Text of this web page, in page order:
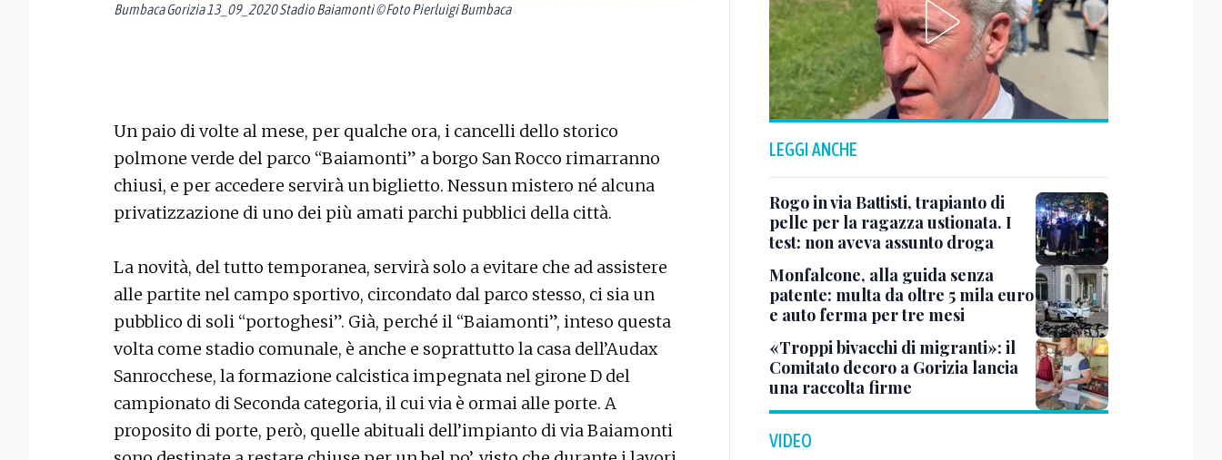
Bumbaca Gorizia 13_09_2020 Stadio Baiamonti © Foto Pierluigi Bumbaca
Un paio di volte al mese, per qualche ora, i cancelli dello storico
polmone verde del parco “Baiamonti” a borgo San Rocco rimarranno
chiusi, e per accedere servirà un biglietto. Nessun mistero né alcuna
privatizzazione di uno dei più amati parchi pubblici della città.
La novità, del tutto temporanea, servirà solo a evitare che ad assistere
alle partite nel campo sportivo, circondato dal parco stesso, ci sia un
pubblico di soli “portoghesi”. Già, perché il “Baiamonti”, inteso questa
volta come stadio comunale, è anche e soprattutto la casa dell’Audax
Sanrocchese, la formazione calcistica impegnata nel girone D del
campionato di Seconda categoria, il cui via è ormai alle porte. A
proposito di porte, però, quelle abituali dell’impianto di via Baiamonti
LEGGI ANCHE
Rogo in via Battisti, trapianto di
pelle per la ragazza ustionata. I
test: non aveva assunto droga
Monfalcone, alla guida senza
patente: multa da oltre 5 mila euro
e auto ferma per tre mesi
«Troppi bivacchi di migranti»: il
Comitato decoro a Gorizia lancia
una raccolta firme
VIDEO